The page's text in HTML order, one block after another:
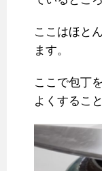
ここはほと
ます。
ここで包丁
よくするこ